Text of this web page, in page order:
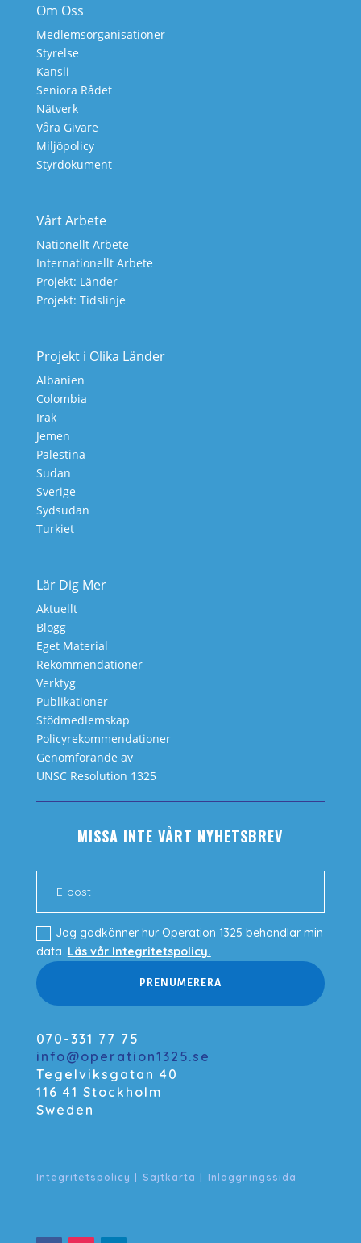
Om Oss
Medlemsorganisationer
Styrelse
Kansli
Seniora Rådet
Nätverk
Våra Givare
Miljöpolicy
Styrdokument
Vårt Arbete
Nationellt Arbete
Internationellt Arbete
Projekt: Länder
Projekt: Tidslinje
Projekt i Olika Länder
Albanien
Colombia
Irak
Jemen
Palestina
Sudan
Sverige
Sydsudan
Turkiet
Lär Dig Mer
Aktuellt
Blogg
Eget Material
Rekommendationer
Verktyg
Publikationer
Stödmedlemskap
Policyrekommendationer
Genomförande av
UNSC Resolution 1325
MISSA INTE VÅRT NYHETSBREV
Jag godkänner hur Operation 1325 behandlar min
data. Läs vår Integritetspolicy.
PRENUMERERA
070-331 77 75
info@operation1325.se
Tegelviksgatan 40
116 41 Stockholm
Sweden
Integritetspolicy | Sajtkarta | Inloggningssida